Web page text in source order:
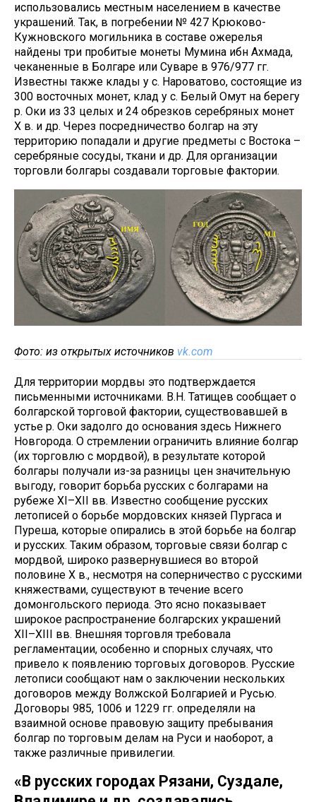
использовались местным населением в качестве
украшений. Так, в погребении № 427 Крюково-
Кужновского могильника в составе ожерелья
найдены три пробитые монеты Мумина ибн Ахмада,
чеканенные в Болгаре или Суваре в 976/977 гг.
Известны также клады у с. Нароватово, состоящие из
300 восточных монет, клад у с. Белый Омут на берегу
р. Оки из 33 целых и 24 обрезков серебряных монет
X в. и др. Через посредничество болгар на эту
территорию попадали и другие предметы с Востока –
серебряные сосуды, ткани и др. Для организации
торговли болгары создавали торговые фактории.
Фото: из открытых источников vk.com
Для территории мордвы это подтверждается
письменными источниками. В.Н. Татищев сообщает о
болгарской торговой фактории, существовавшей в
устье р. Оки задолго до основания здесь Нижнего
Новгорода. О стремлении ограничить влияние болгар
(их торговлю с мордвой), в результате которой
болгары получали из-за разницы цен значительную
выгоду, говорит борьба русских с болгарами на
рубеже XI–XII вв. Известно сообщение русских
летописей о борьбе мордовских князей Пургаса и
Пуреша, которые опирались в этой борьбе на болгар
и русских. Таким образом, торговые связи болгар с
мордвой, широко развернувшиеся во второй
половине X в., несмотря на соперничество с русскими
княжествами, существуют в течение всего
домонгольского периода. Это ясно показывает
широкое распространение болгарских украшений
XII–XIII вв. Внешняя торговля требовала
регламентации, особенно и спорных случаях, что
привело к появлению торговых договоров. Русские
летописи сообщают нам о заключении нескольких
договоров между Волжской Болгарией и Русью.
Договоры 985, 1006 и 1229 гг. определяли на
взаимной основе правовую защиту пребывания
болгар по торговым делам на Руси и наоборот, а
также различные привилегии.
«В русских городах Рязани, Суздале,